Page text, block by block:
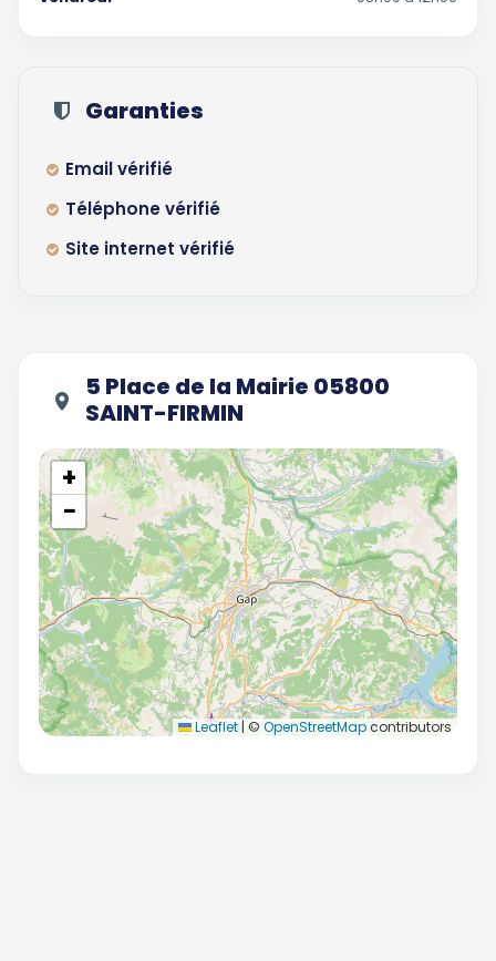
Garanties
Email vérifié
Téléphone vérifié
Site internet vérifié
5 Place de la Mairie 05800
SAINT-FIRMIN
+
−
Leaflet | © OpenStreetMapcontributors